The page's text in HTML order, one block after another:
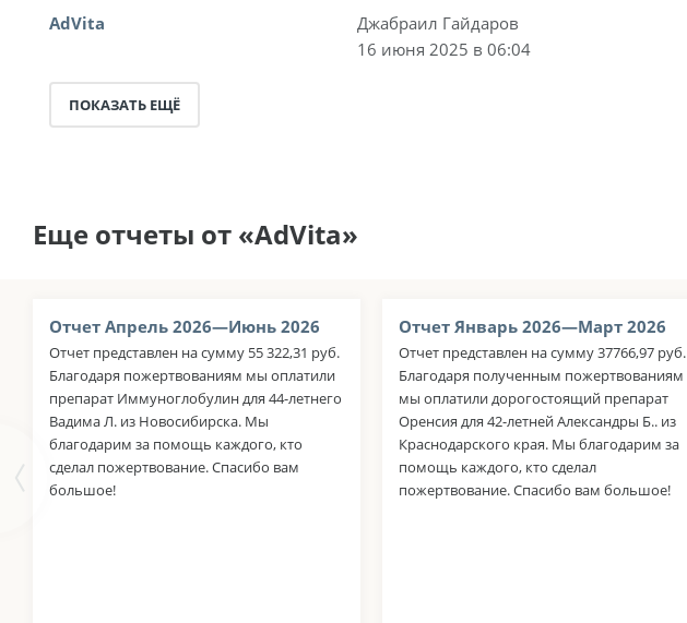
AdVita
Джабраил Гайдаров
16 июня 2025 в 06:04
ПОКАЗАТЬ ЕЩЁ
Еще отчеты от «AdVita»
Отчет Апрель 2026—Июнь 2026
Отчет представлен на сумму 55 322,31 руб.
Благодаря пожертвованиям мы оплатили
препарат Иммуноглобулин для 44-летнего
Вадима Л. из Новосибирска. Мы
благодарим за помощь каждого, кто
сделал пожертвование. Спасибо вам
большое!
Отчет Январь 2026—Март 2026
Отчет представлен на сумму 37766,97 руб.
Благодаря полученным пожертвованиям
мы оплатили дорогостоящий препарат
Оренсия для 42-летней Александры Б.. из
Краснодарского края. Мы благодарим за
помощь каждого, кто сделал
пожертвование. Спасибо вам большое!